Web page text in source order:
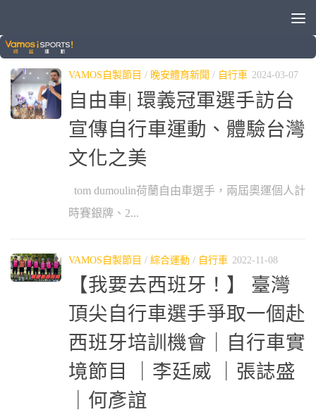
標籤：捷安特
VAMOS自製節目 / 晚安體育新聞 / 自行車 2024-03-07
自由車| 環義冠軍選手訪台
宣傳自行車運動、體驗台灣
文化之美
tom dumoulin荷蘭自由車選手，兩屆奧運個人計
時賽銀牌、2...
VAMOS自製節目 / 綜合運動 / 自行車 2022-11-08
【我要去西班牙！】 臺灣
頂尖自行車選手爭取一個赴
西班牙培訓機會｜自行車實
境節目 ｜李廷威 ｜張誌盛
｜何彥誼